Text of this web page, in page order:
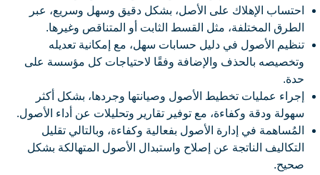
احتساب الإهلاك على الأصل، بشكل دقيق وسهل وسريع، عبر
الطرق المختلفة، مثل القسط الثابت أو المتناقص وغيرها.
تنظيم الأصول في دليل حسابات سهل، مع إمكانية تعديله
وتخصيصه بالحذف والإضافة وفقًا لاحتياجات كل مؤسسة على
حدة.
إجراء عمليات تخطيط الأصول وصيانتها وجردها، بشكل أكثر
سهولة ودقة وكفاءة، مع توفير تقارير وتحليلات عن أداء الأصول.
المُساهمة في إدارة الأصول بفعالية وكفاءة، وبالتالي تقليل
التكاليف الناتجة عن إصلاح واستبدال الأصول المتهالكة بشكل
صحيح.